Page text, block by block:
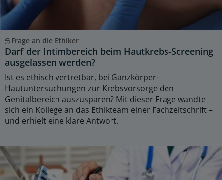
Frage an die Ethiker
Darf der Intimbereich beim Hautkrebs-Screening
ausgelassen werden?
Ist es ethisch vertretbar, bei Ganzkörper-
Hautuntersuchungen zur Krebsvorsorge den
Genitalbereich auszusparen? Mit dieser Frage wandte
sich ein Kollege an das Ethikteam einer Fachzeitschrift –
und erhielt eine klare Antwort.